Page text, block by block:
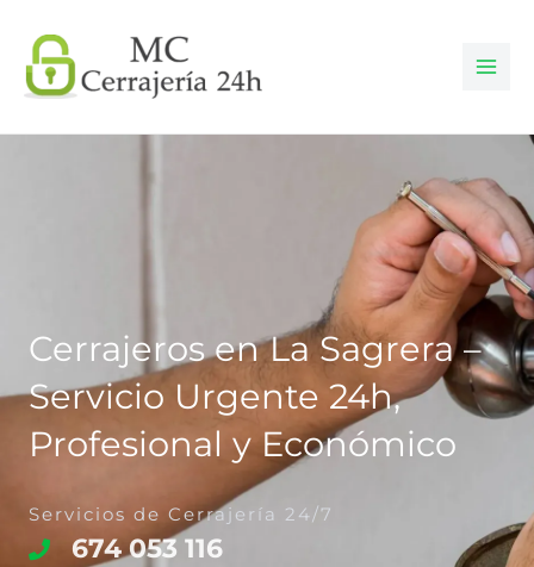
contenido
Cerrajeros en La Sagrera –
Servicio Urgente 24h,
Profesional y Económico
Servicios de Cerrajería 24/7
674 053 116